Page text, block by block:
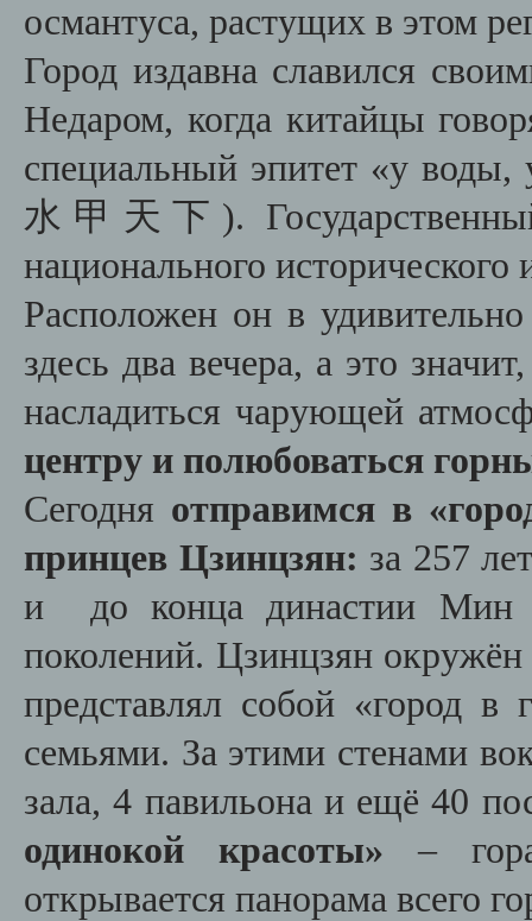
османтуса, растущих в этом
Город издавна славился
Недаром, когда китайцы
специальный эпитет «у
水甲天下).
национального исторического
Расположен он в
здесь два вечера, а это
насладиться чарующей
центру и полюбоваться
Сегодня отправимся в
принцев Цзинцзян: за 257
и до конца династии Мин
поколений. Цзинцзян
представлял собой «город
семьями. За этими стенами
зала, 4 павильона и ещё 40
одинокой красоты» –
открывается панорама всего